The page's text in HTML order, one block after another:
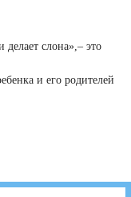
делает слона»,– это
и его родителей